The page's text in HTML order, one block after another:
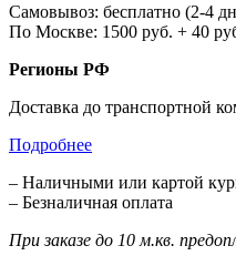
Самовывоз: бесплатно (2-4
По Москве: 1500 руб. + 40
Регионы РФ
Доставка до транспортной
Подробнее
– Наличными или картой
– Безналичная оплата
При заказе до 10 м.кв.